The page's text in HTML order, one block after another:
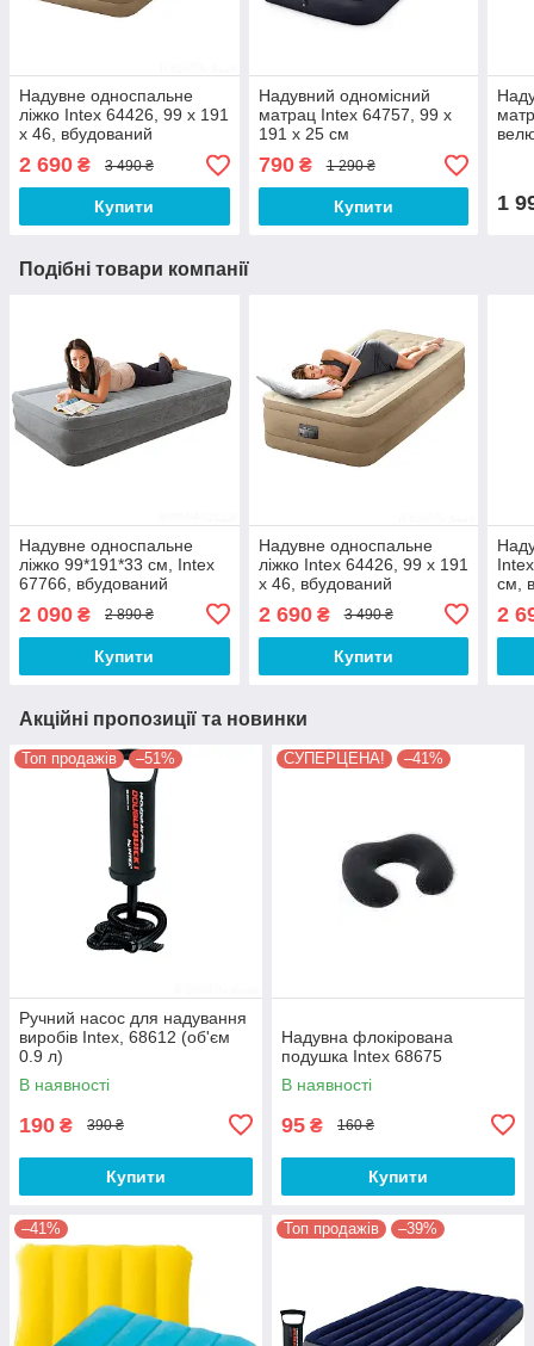
Надувне односпальне
ліжко Intex 64426, 99 х 191
х 46, вбудований
електронасос
2 690 ₴ 3 490 ₴
Купити
Надувний одномісний
матрац Intex 64757, 99 x
191 x 25 см
790₴ 1 290 ₴
Купити 1
Подібні товари компанії
Надувне односпальне
ліжко 99*191*33 см, Іntex
67766, вбудований
плюш
2 090 ₴ 2 890 ₴
Купити
Надувне односпальне
ліжко Intex 64426, 99 х 191
х 46, вбудований
2 690₴ 3 490 ₴
Купити
см,
2
Акційні пропозиції та новинки
Топ продажів –51%
Ручний насос для надування
виробів Intex, 68612 (об'єм
0.9 л)
В наявності
190 ₴ 390 ₴
Купити
СУПЕРЦЕНА! –41%
Надувна флокірована
подушка Intex 68675
В наявності
95 ₴ 160 ₴
Купити
–41% Топ продажів –39%